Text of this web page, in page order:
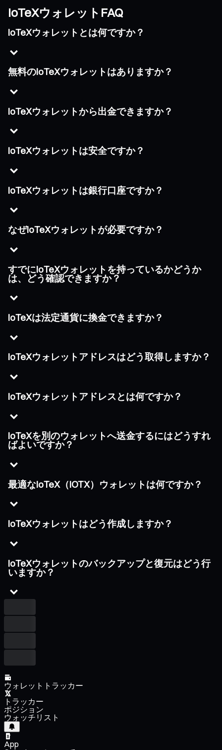
IoTeXウォレットFAQ
IoTeXウォレットとは何ですか？
無料のIoTeXウォレットはありますか？
IoTeXウォレットから出金できますか？
IoTeXウォレットは安全ですか？
IoTeXウォレットは銀行口座ですか？
なぜIoTeXウォレットが必要ですか？
すでにIoTeXウォレットを持っているかどうか
は、どう確認できますか？
IoTeXは法定通貨に換金できますか？
IoTeXウォレットアドレスはどう取得しますか？
IoTeXウォレットアドレスとは何ですか？
IoTeXを別のウォレットへ送金するにはどうすれ
ばよいですか？
最適なIoTeX（IOTX）ウォレットは何ですか？
IoTeXウォレットはどう作成しますか？
IoTeXウォレットのバックアップと復元はどう行
いますか？
ウォレットトラッカー
トラッカー
ポジション
ウォッチリスト
App